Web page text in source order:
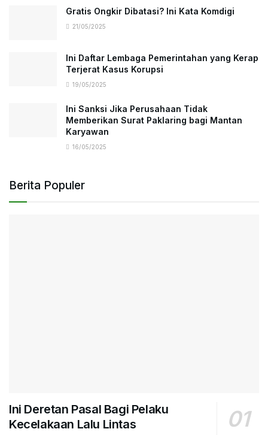
Gratis Ongkir Dibatasi? Ini Kata Komdigi
21/05/2025
Ini Daftar Lembaga Pemerintahan yang Kerap
Terjerat Kasus Korupsi
19/05/2025
Ini Sanksi Jika Perusahaan Tidak
Memberikan Surat Paklaring bagi Mantan
Karyawan
16/05/2025
Berita Populer
Ini Deretan Pasal Bagi Pelaku
Kecelakaan Lalu Lintas